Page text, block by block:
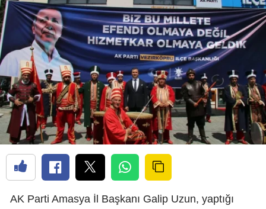
AK Parti Amasya İl Başkanı Galip Uzun, yaptığı